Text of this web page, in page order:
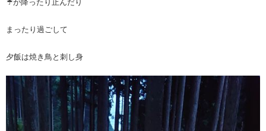
☔が降ったり止んだり
まったり過ごして
夕飯は焼き鳥と刺し身